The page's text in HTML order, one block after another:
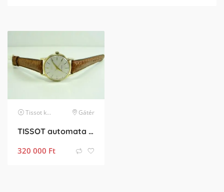
Tissot karóra Gátér
TISSOT automata arany karora
320 000 Ft